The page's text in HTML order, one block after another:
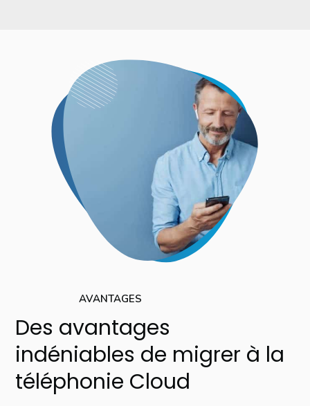
AVANTAGES
Des avantages
indéniables de migrer à la
téléphonie Cloud